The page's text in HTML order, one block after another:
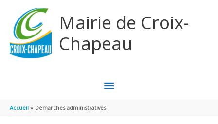
Mairie de Croix-
Chapeau
MENU
PRINCIPAL
Accueil Démarches administratives